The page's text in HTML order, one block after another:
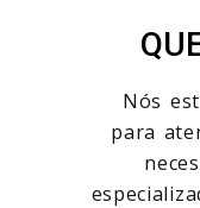
Nós
para